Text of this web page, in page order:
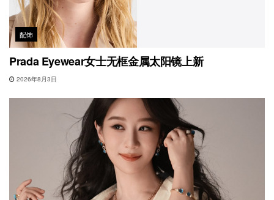
配饰
Prada Eyewear女士无框金属太阳镜上新
2026年8月3日